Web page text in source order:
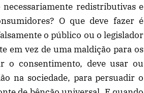
redistributivas e
O que deve fazer é
o público ou o legislador
em vez de uma maldição para os
o consentimento, deve usar ou
na sociedade, para persuadir o